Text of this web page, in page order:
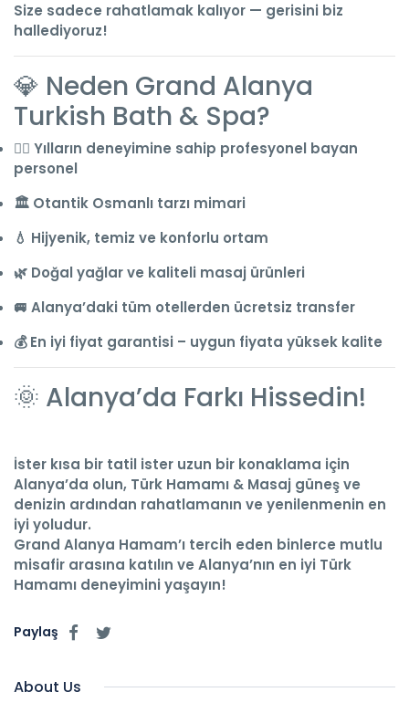
Size sadece rahatlamak kalıyor — gerisini biz
hallediyoruz!
💎 Neden Grand Alanya
Turkish Bath & Spa?
🧖‍♀️ Yılların deneyimine sahip profesyonel bayan
personel
🏛️ Otantik Osmanlı tarzı mimari
💧 Hijyenik, temiz ve konforlu ortam
🌿 Doğal yağlar ve kaliteli masaj ürünleri
🚐 Alanya’daki tüm otellerden ücretsiz transfer
💰 En iyi fiyat garantisi – uygun fiyata yüksek kalite
🌞 Alanya’da Farkı Hissedin!
İster kısa bir tatil ister uzun bir konaklama için
Alanya’da olun, Türk Hamamı & Masaj güneş ve
denizin ardından rahatlamanın ve yenilenmenin en
iyi yoludur.
Grand Alanya Hamam’ı tercih eden binlerce mutlu
misafir arasına katılın ve Alanya’nın en iyi Türk
Hamamı deneyimini yaşayın!
Paylaş
About Us